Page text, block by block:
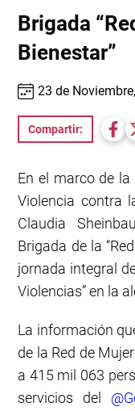
Brigada
Bienestar”
23 de
Compartir:
En el marco de
Violencia contra
Claudia
Brigada de la
jornada integral
Violencias” en la
La información
de la Red de
a 415 mil 063
servicios del